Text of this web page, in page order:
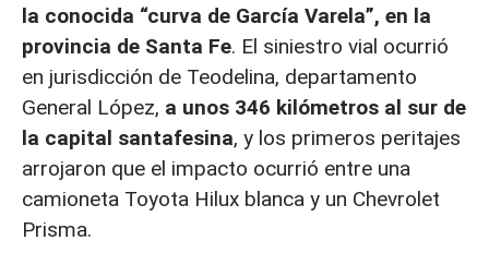
la conocida “curva de García Varela”, en la
provincia de Santa Fe. El siniestro vial ocurrió
en jurisdicción de Teodelina, departamento
General López, a unos 346 kilómetros al sur de
la capital santafesina, y los primeros peritajes
arrojaron que el impacto ocurrió entre una
camioneta Toyota Hilux blanca y un Chevrolet
Prisma.